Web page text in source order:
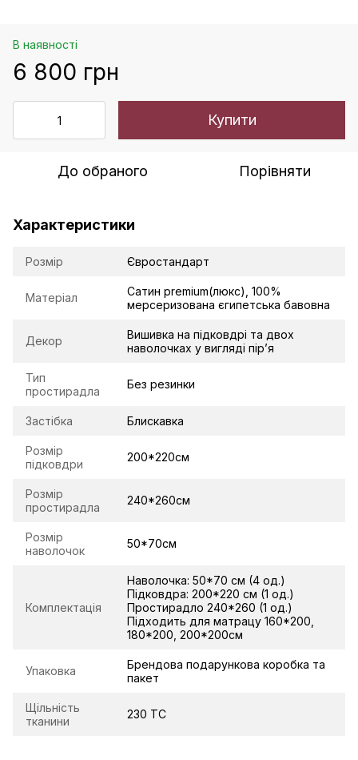
В наявності
6 800 грн
Купити
До обраного Порівняти
Характеристики
Розмір Євростандарт
Матеріал
Сатин premium(люкс), 100%
мерсеризована єгипетська бавовна
Декор
Вишивка на підковдрі та двох
наволочках у вигляді пірʼя
Тип
простирадла
Без резинки
Застібка Блискавка
Розмір
підковдри
200*220см
Розмір
простирадла
240*260см
Розмір
наволочок
50*70см
Комплектація
Наволочка: 50*70 см (4 од.)
Підковдра: 200*220 см (1 од.)
Простирадло 240*260 (1 од.)
Підходить для матрацу 160*200,
180*200, 200*200см
Упаковка
Брендова подарункова коробка та
пакет
Щільність
тканини
230 TC